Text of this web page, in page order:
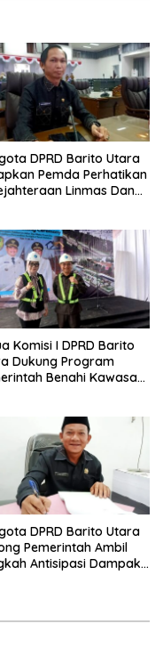
DPRD Barito Utara
Pemda Perhatikan
Linmas Dan
Komisi I DPRD Barito
Dukung Program
Benahi Kawasan
DPRD Barito Utara
Pemerintah Ambil
Antisipasi Dampak